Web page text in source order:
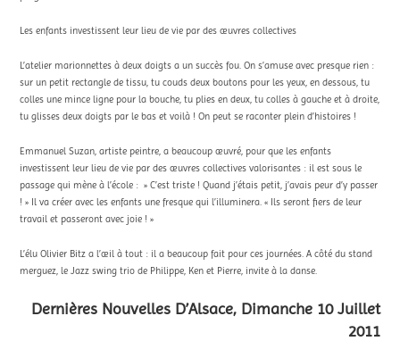
Les enfants investissent leur lieu de vie par des œuvres collectives
L’atelier marionnettes à deux doigts a un succès fou. On s’amuse avec presque rien :
sur un petit rectangle de tissu, tu couds deux boutons pour les yeux, en dessous, tu
colles une mince ligne pour la bouche, tu plies en deux, tu colles à gauche et à droite,
tu glisses deux doigts par le bas et voilà ! On peut se raconter plein d’histoires !
Emmanuel Suzan, artiste peintre, a beaucoup œuvré, pour que les enfants
investissent leur lieu de vie par des œuvres collectives valorisantes : il est sous le
passage qui mène à l’école : » C’est triste ! Quand j’étais petit, j’avais peur d’y passer
! » Il va créer avec les enfants une fresque qui l’illuminera. « Ils seront fiers de leur
travail et passeront avec joie ! »
L’élu Olivier Bitz a l’œil à tout : il a beaucoup fait pour ces journées. A côté du stand
merguez, le Jazz swing trio de Philippe, Ken et Pierre, invite à la danse.
Dernières Nouvelles D’Alsace, Dimanche 10 Juillet
2011